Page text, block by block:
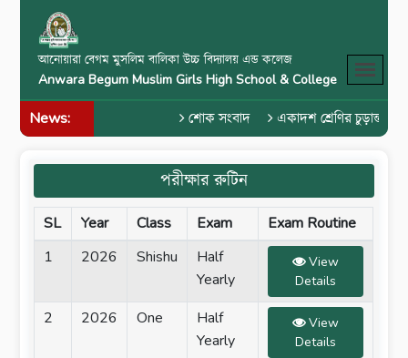
আনোয়ারা বেগম মুসলিম বালিকা উচ্চ বিদ্যালয় এন্ড কলেজ
Anwara Begum Muslim Girls High School & College
News: শোক সংবাদ একাদশ শ্রেণির চুড়ান্ত
পরীক্ষার রুটিন
SL Year Class Exam
Exam Routine
1
2026 Shishu
Half
Yearly
View
Details
2 2026 One
Half
Yearly
View
Details